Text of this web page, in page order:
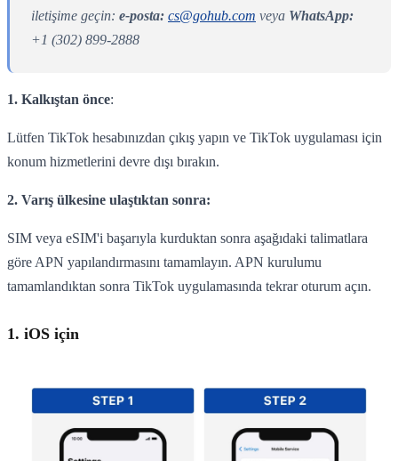
iletişime geçin: e-posta: cs@gohub.com veya WhatsApp:
+1 (302) 899-2888
1. Kalkıştan önce:
Lütfen TikTok hesabınızdan çıkış yapın ve TikTok uygulaması için
konum hizmetlerini devre dışı bırakın.
2. Varış ülkesine ulaştıktan sonra:
SIM veya eSIM'i başarıyla kurduktan sonra aşağıdaki talimatlara
göre APN yapılandırmasını tamamlayın. APN kurulumu
tamamlandıktan sonra TikTok uygulamasında tekrar oturum açın.
1. iOS için